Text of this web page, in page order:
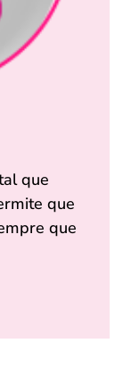
que
que
que